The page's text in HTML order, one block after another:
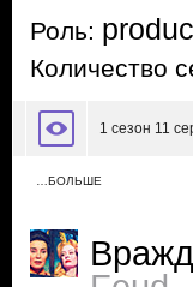
Роль:
Количество
1 сезон 11
…БОЛЬШЕ